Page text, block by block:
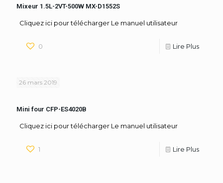
Mixeur 1.5L-2VT-500W MX-D1552S
Cliquez ici pour télécharger Le manuel utilisateur
0 Lire Plus
26 mars 2019
Mini four CFP-ES4020B
Cliquez ici pour télécharger Le manuel utilisateur
1 Lire Plus